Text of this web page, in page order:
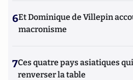
6Et Dominique de Villepin
macronisme
7Ces quatre pays asiatiques
renverser la table